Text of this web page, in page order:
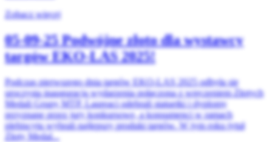
Zobacz więcej
05-09-25Podwójne złoto dla wystawcy
targów EKO-LAS 2025!
Podczas pierwszego dnia targów EKO-LAS 2025 odbyła się
uroczysta inauguracja wydarzenia połączona z wręczeniem Złotych
Medali Grupy MTP. Laureaci odebrali statuetki i dyplomy
przyznane przez jury konkursowe, a konsumenci w ramach
plebiscytu wybrali najlepszy produkt targów. W tym roku tytuł
Złoty Medal...